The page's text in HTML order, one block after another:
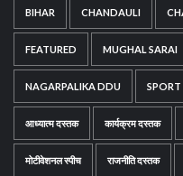
BIHAR CHANDAULI
FEATURED MUGHAL SARAI
NAGARPALIKA DDU
आध्यात्म दस्तक कार्यक्रम दस्तक
मोटीवेशनल स्पीच राजनीति दस्तक